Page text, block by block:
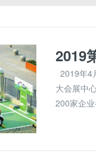
2019
2019年4
大会展中
200家企